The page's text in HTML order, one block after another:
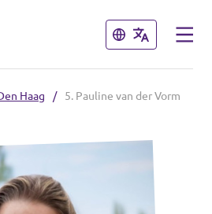
Sluiten
communities
Sluiten
Haag / 5. Pauline van der Vorm